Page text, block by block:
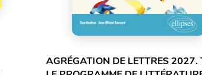
AGRÉGATION DE LETTRES 2027.